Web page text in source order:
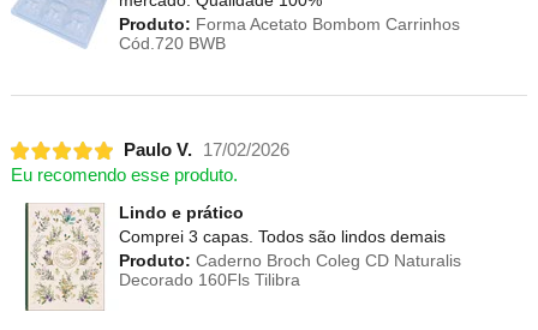
Produto: Forma Acetato Bombom Carrinhos
Cód.720 BWB
Paulo V.
17/02/2026
Eu recomendo esse produto.
Lindo e prático
Comprei 3 capas. Todos são lindos demais
Produto: Caderno Broch Coleg CD Naturalis
Decorado 160Fls Tilibra